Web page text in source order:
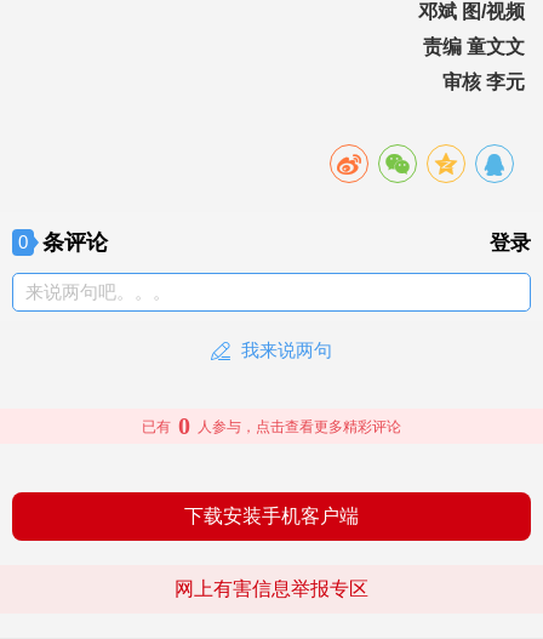
邓斌 图/视频
责编 童文文
审核 李元
0 条评论 登录
来说两句吧。。。
我来说两句
已有 0 人参与，点击查看更多精彩评论
下载安装手机客户端
网上有害信息举报专区